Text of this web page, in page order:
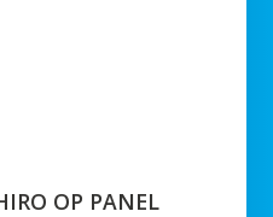
OP PANEL